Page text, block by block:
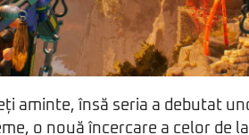
aminte, însă seria a debutat
o nouă încercare a celor de